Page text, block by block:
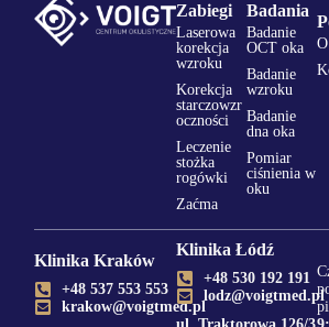
Zabiegi
Laserowa
korekcja
wzroku
Korekcja
starczowzr
oczności
Leczenie
stożka
rogówki
Zaćma
Badania
Badanie
OCT oka
Badanie
wzroku
Badanie
dna oka
Pomiar
ciśnienia w
oku
Klinika Kraków
+48 537 553 553
krakow@voigtmed.pl
Klinika Łódź
+48 530 192 191
lodz@voigtmed.pl